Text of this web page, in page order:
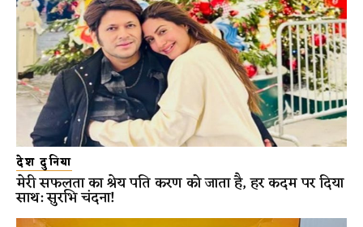
देश दुनिया
मेरी सफलता का श्रेय पति करण को जाता है, हर कदम पर दिया
साथ: सुरभि चंदना!